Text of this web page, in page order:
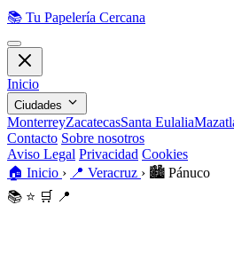
📚 Tu Papelería Cercana
Inicio
Ciudades
MonterreyZacatecasSanta Eulalia
Contacto Sobre nosotros
Aviso Legal Privacidad Cookies
🏠 Inicio › 📍 Veracruz › 🏙️ Pánuco
📚 ⭐ 🛒 📍